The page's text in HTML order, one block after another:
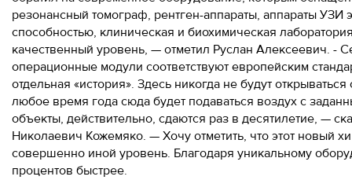
резонансный томограф, рентген-аппараты, аппараты УЗИ
способностью, клиническая и биохимическая
качественный уровень, — отметил Руслан Алексеевич. -
операционные модули соответствуют европейским
отдельная «история». Здесь никогда не будут
любое время года сюда будет подаваться воздух с
объекты, действительно, сдаются раз в десятилетие, —
Николаевич Кожемяко. — Хочу отметить, что этот новый
совершенно иной уровень. Благодаря уникальному
процентов быстрее.